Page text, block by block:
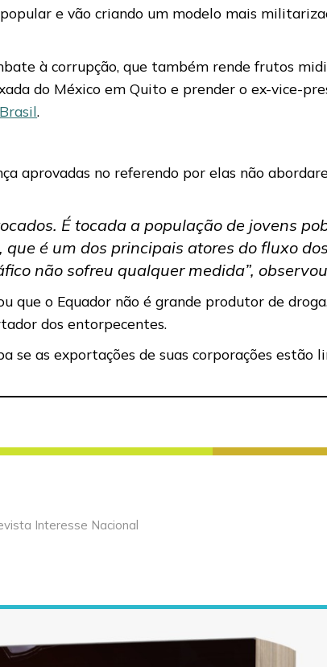
e vão criando um modelo mais
à corrupção, que também rende frutos
do México em Quito e prender o ex-vice-
.
aprovadas no referendo por elas não
É tocada a população de jovens
é um dos principais atores do fluxo
não sofreu qualquer medida”,
que o Equador não é grande produtor de
dos entorpecentes.
as exportações de suas corporações estão
Interesse Nacional